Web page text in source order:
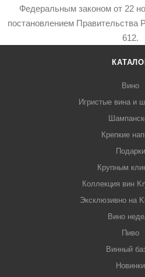
Федеральным законом от 22
постановлением Правительства
612.
Вино
Игристые вина и
Крепкие
Подарки
Крупным
Коллекция вин
Эксклюзивно на
Вино
Пиво
Винный
Новинки